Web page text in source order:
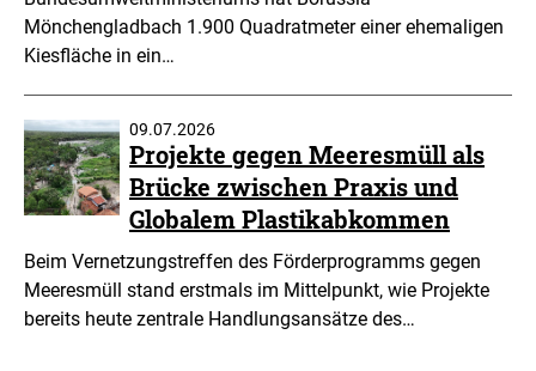
Mönchengladbach 1.900 Quadratmeter einer ehemaligen
Kiesfläche in ein…
09.07.2026
Projekte gegen Meeresmüll als
Brücke zwischen Praxis und
Globalem Plastikabkommen
Beim Vernetzungstreffen des Förderprogramms gegen
Meeresmüll stand erstmals im Mittelpunkt, wie Projekte
bereits heute zentrale Handlungsansätze des…